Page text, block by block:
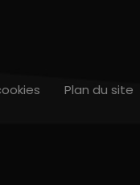
Plan du site